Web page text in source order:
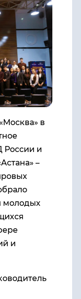
в
и
–
молодых
и